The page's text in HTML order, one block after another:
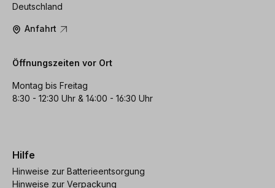
Deutschland
Anfahrt
Öffnungszeiten vor Ort
Montag bis Freitag
8:30 - 12:30 Uhr & 14:00 - 16:30 Uhr
Hilfe
Hinweise zur Batterieentsorgung
Hinweise zur Verpackung